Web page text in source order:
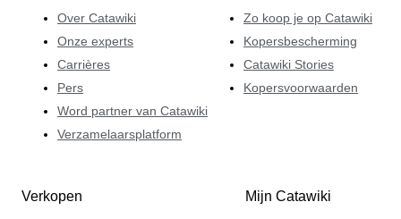
Over Catawiki
Onze experts
Carrières
Pers
Word partner van Catawiki
Verzamelaarsplatform
Zo koop je op Catawiki
Kopersbescherming
Catawiki Stories
Kopersvoorwaarden
Verkopen Mijn Catawiki